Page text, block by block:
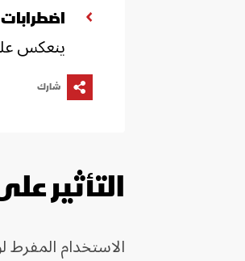
ينعكس
شارك
التأثير
الاستخدام